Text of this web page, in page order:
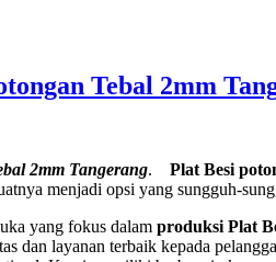
Tebal 2mm
2mm Tangerang. Plat Besi
menjadi opsi yang sungguh-
yang fokus dalam produksi Plat
dan layanan terbaik kepada